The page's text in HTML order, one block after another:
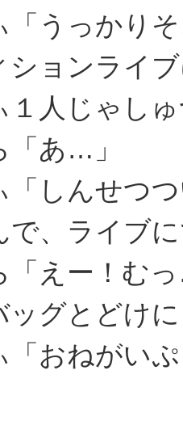
「うっかり
ションライ
１人じゃし
「あ…」
「しんせつ
で、ライブ
「えー！む
ッグとどけ
「おねがい